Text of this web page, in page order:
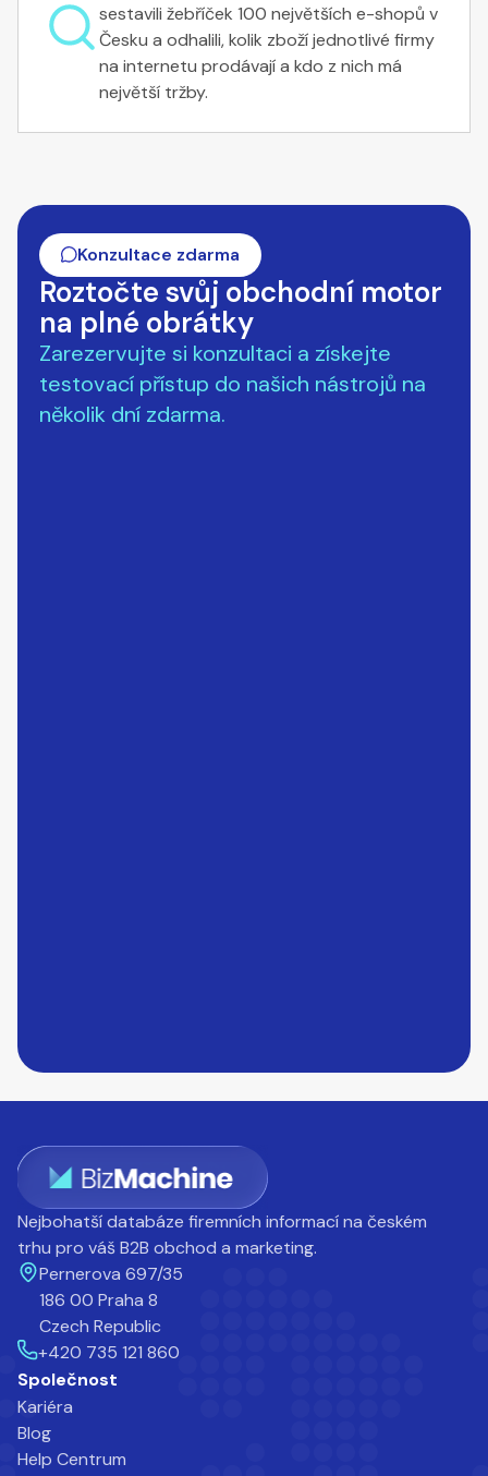
sestavili žebříček 100 největších e-shopů v
Česku a odhalili, kolik zboží jednotlivé firmy
na internetu prodávají a kdo z nich má
největší tržby.
Konzultace zdarma
Roztočte svůj obchodní motor
na plné obrátky
Zarezervujte si konzultaci a získejte
testovací přístup do našich nástrojů na
několik dní zdarma.
Nejbohatší databáze firemních informací na českém
trhu pro váš B2B obchod a marketing.
Pernerova 697/35
186 00 Praha 8
Czech Republic
+420 735 121 860
Společnost
Kariéra
Blog
Help Centrum